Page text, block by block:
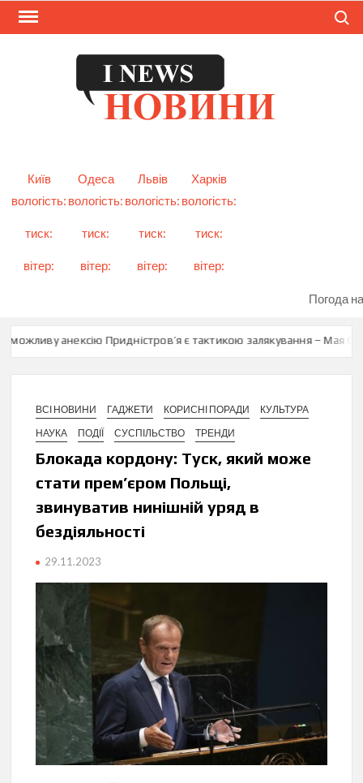
Skip
Київ
Одеса Львів
Харків
вологість:
тиск:
вітер:
вологість:
тиск:
вітер:
вологість:
тиск:
вітер:
вологість:
тиск:
вітер:
Погода
можливу анексію Придністров’я є тактикою залякування – Мая
ВСІ НОВИНИ ГАДЖЕТИ КОРИСНІ ПОРАДИ
КУЛЬТУРА
НАУКА
ПОДІЇ СУСПІЛЬСТВО ТРЕНДИ
Блокада кордону: Туск, який може
стати прем’єром Польщі,
звинуватив нинішній уряд в
бездіяльності
29.11.2023